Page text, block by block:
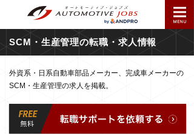
SCM・生産管理の転職・求人情報
外資系・日系自動車部品メーカー、完成車メーカーの
SCM・生産管理の求人を掲載。